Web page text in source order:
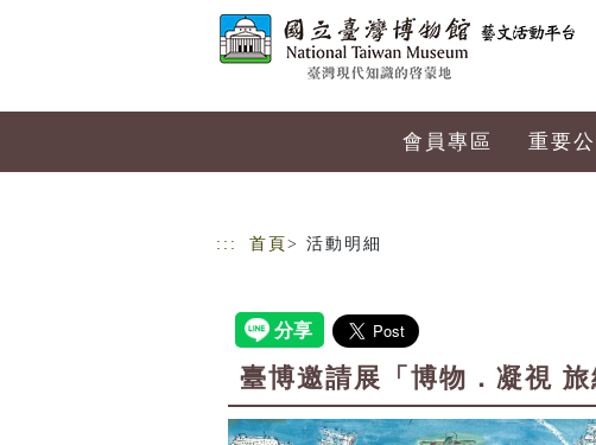
會員專區 重要
::: 首頁 > 活動明細
臺博邀請展「博物．凝視